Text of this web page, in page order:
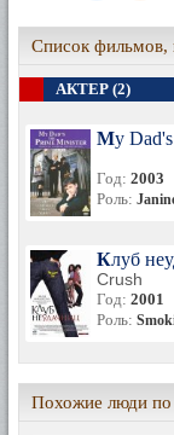
Список фильмов,
АКТЕР (2)
My
Год: 2003
Роль:
Клуб
Crush
Год: 2001
Роль:
Похожие люди